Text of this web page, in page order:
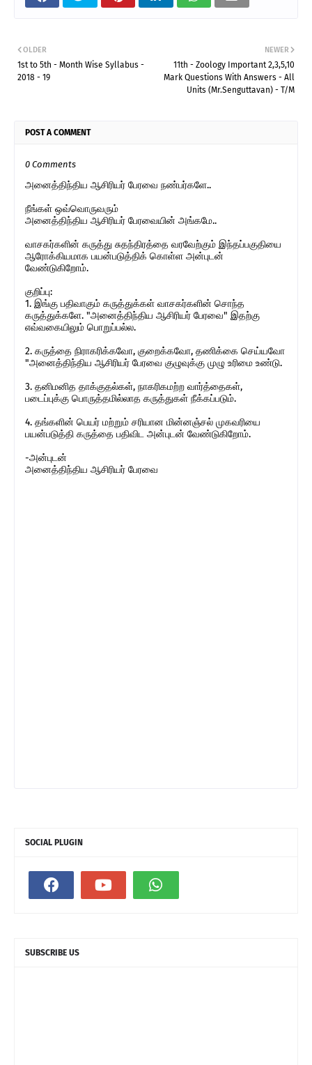
NEWER
11th - Zoology Important 2,3,5,10
Mark Questions With Answers - All
Units (Mr.Senguttavan) - T/M
OLDER
1st to 5th - Month Wise Syllabus -
2018 - 19
POST A COMMENT
0 Comments
அனைத்திந்திய ஆசிரியர் பேரவை நண்பர்களே..
நீங்கள் ஒவ்வொருவரும்
அனைத்திந்திய ஆசிரியர் பேரவையின் அங்கமே..
வாசகர்களின் கருத்து சுதந்திரத்தை வரவேற்கும் இந்தப்பகுதியை
ஆரோக்கியமாக பயன்படுத்திக் கொள்ள அன்புடன்
வேண்டுகிறோம்.
குறிப்பு:
1. இங்கு பதிவாகும் கருத்துக்கள் வாசகர்களின் சொந்த
கருத்துக்களே. "அனைத்திந்திய ஆசிரியர் பேரவை" இதற்கு
எவ்வகையிலும் பொறுப்பல்ல.
2. கருத்தை நிராகரிக்கவோ, குறைக்கவோ, தணிக்கை செய்யவோ
"அனைத்திந்திய ஆசிரியர் பேரவை குழுவுக்கு முழு உரிமை உண்டு.
3. தனிமனித தாக்குதல்கள், நாகரிகமற்ற வார்த்தைகள்,
படைப்புக்கு பொருத்தமில்லாத கருத்துகள் நீக்கப்படும்.
4. தங்களின் பெயர் மற்றும் சரியான மின்னஞ்சல் முகவரியை
பயன்படுத்தி கருத்தை பதிவிட அன்புடன் வேண்டுகிறோம்.
-அன்புடன்
அனைத்திந்திய ஆசிரியர் பேரவை
SOCIAL PLUGIN
SUBSCRIBE US